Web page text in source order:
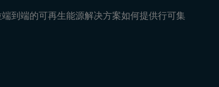
到端的可再生能源解决方案如何提供行可集